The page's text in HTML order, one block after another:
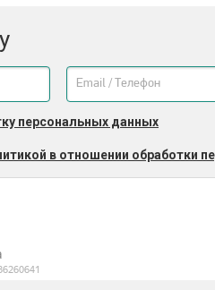
персональных данных
в отношении обработки